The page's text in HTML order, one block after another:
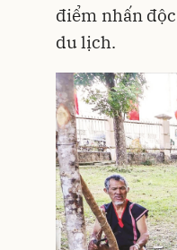
điểm nhấn
du lịch.